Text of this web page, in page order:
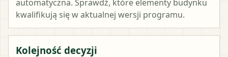
automatyczna. Sprawdź, które elementy budynku
kwalifikują się w aktualnej wersji programu.
Kolejność decyzji